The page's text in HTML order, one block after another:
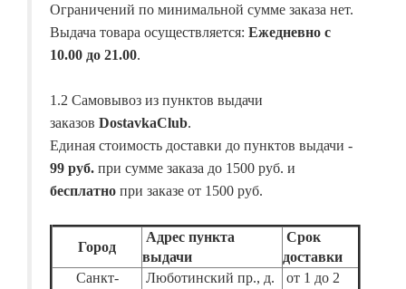
Ограничений по минимальной сумме заказа нет.
Выдача товара осуществляется: Ежедневно с
10.00 до 21.00.
1.2 Самовывоз из пунктов выдачи
заказов DostavkaClub.
Единая стоимость доставки до пунктов выдачи -
99 руб. при сумме заказа до 1500 руб. и
бесплатно при заказе от 1500 руб.
Город
Адрес пункта
выдачи
Срок
доставки
Санкт-
Люботинский пр., д.
от 1 до 2